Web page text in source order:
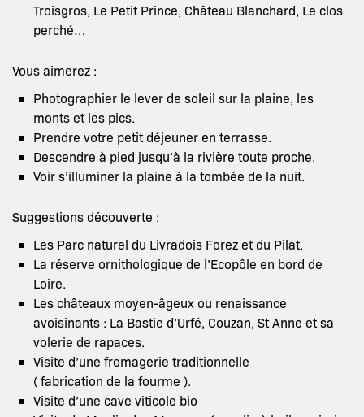
Troisgros, Le Petit Prince, Château Blanchard, Le clos
perché…
Vous aimerez :
Photographier le lever de soleil sur la plaine, les
monts et les pics.
Prendre votre petit déjeuner en terrasse.
Descendre à pied jusqu’à la rivière toute proche.
Voir s’illuminer la plaine à la tombée de la nuit.
Suggestions découverte :
Les Parc naturel du Livradois Forez et du Pilat.
La réserve ornithologique de l’Ecopôle en bord de
Loire.
Les châteaux moyen-âgeux ou renaissance
avoisinants : La Bastie d’Urfé, Couzan, St Anne et sa
volerie de rapaces.
Visite d’une fromagerie traditionnelle
( fabrication de la fourme ).
Visite d’une cave viticole bio